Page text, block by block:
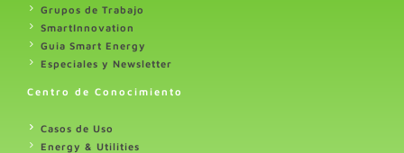
Grupos de Trabajo
SmartInnovation
Guia Smart Energy
Especiales y Newsletter
Centro de Conocimiento
Casos de Uso
Energy & Utilities